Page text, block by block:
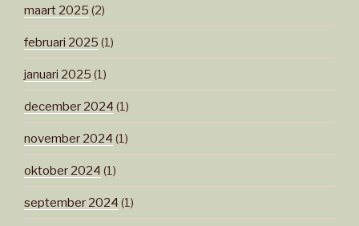
maart 2025 (2)
februari 2025 (1)
januari 2025 (1)
december 2024 (1)
november 2024 (1)
oktober 2024 (1)
september 2024 (1)